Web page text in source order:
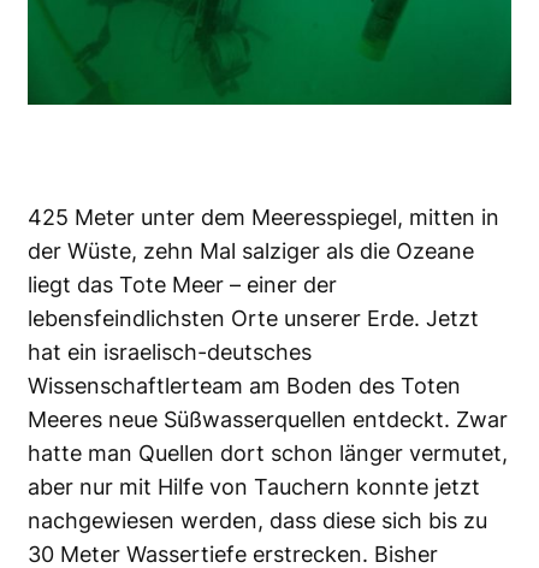
425 Meter unter dem Meeresspiegel, mitten in
der Wüste, zehn Mal salziger als die Ozeane
liegt das Tote Meer – einer der
lebensfeindlichsten Orte unserer Erde. Jetzt
hat ein israelisch-deutsches
Wissenschaftlerteam am Boden des Toten
Meeres neue Süßwasserquellen entdeckt. Zwar
hatte man Quellen dort schon länger vermutet,
aber nur mit Hilfe von Tauchern konnte jetzt
nachgewiesen werden, dass diese sich bis zu
30 Meter Wassertiefe erstrecken. Bisher